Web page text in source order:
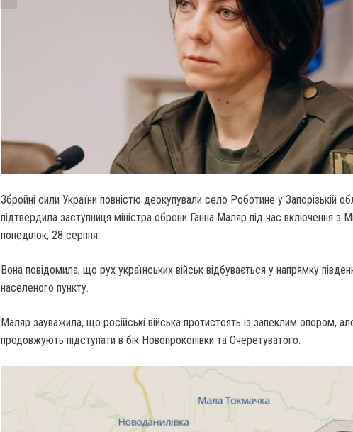
Збройні сили України повністю деокупували село Роботине у Запорізькій
підтвердила заступниця міністра оброни Ганна Маляр під час включення з
понеділок, 28 серпня.
Вона повідомила, що рух українських військ відбувається у напрямку
населеного пункту.
Маляр зауважила, що російські війська протистоять із запеклим опором,
продовжують підступати в бік Новопрокопівки та Очеретуватого.